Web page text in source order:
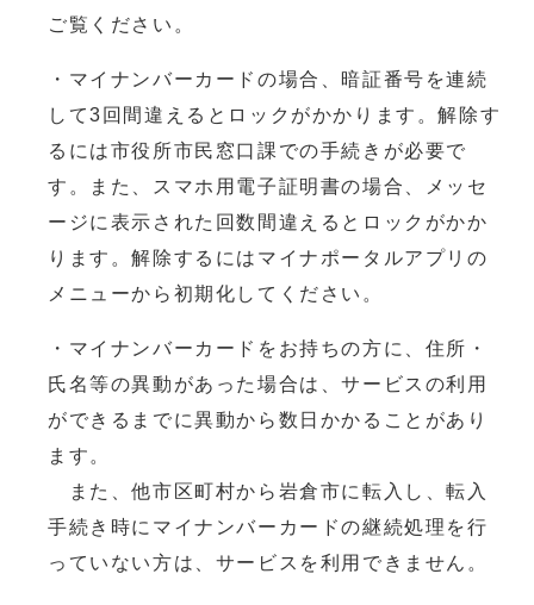
ご覧ください。
・マイナンバーカードの場合、暗証番号を連続
して3回間違えるとロックがかかります。解除す
るには市役所市民窓口課での手続きが必要で
す。また、スマホ用電子証明書の場合、メッセ
ージに表示された回数間違えるとロックがかか
ります。解除するにはマイナポータルアプリの
メニューから初期化してください。
・マイナンバーカードをお持ちの方に、住所・
氏名等の異動があった場合は、サービスの利用
ができるまでに異動から数日かかることがあり
ます。
また、他市区町村から岩倉市に転入し、転入
手続き時にマイナンバーカードの継続処理を行
っていない方は、サービスを利用できません。